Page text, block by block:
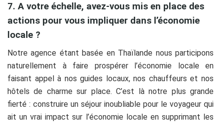
7. A votre échelle, avez-vous mis en place des
actions pour vous impliquer dans l’économie
locale ?
Notre agence étant basée en Thaïlande nous participons
naturellement à faire prospérer l’économie locale en
faisant appel à nos guides locaux, nos chauffeurs et nos
hôtels de charme sur place. C’est là notre plus grande
fierté : construire un séjour inoubliable pour le voyageur qui
ait un vrai impact sur l’économie locale en supprimant les